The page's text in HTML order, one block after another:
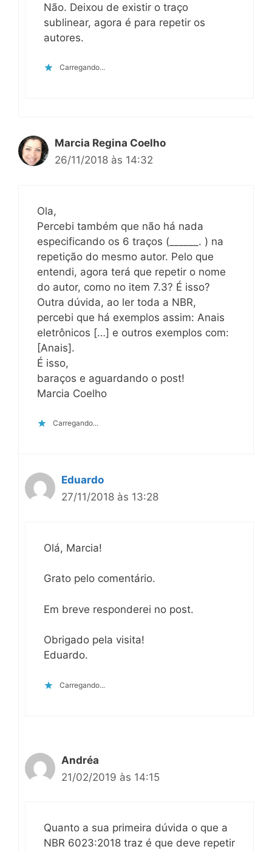
Não. Deixou de existir o traço
sublinear, agora é para repetir os
autores.
Carregando...
Marcia Regina Coelho
26/11/2018 às 14:32
Ola,
Percebi também que não há nada
especificando os 6 traços (______. ) na
repetição do mesmo autor. Pelo que
entendi, agora terá que repetir o nome
do autor, como no item 7.3? É isso?
Outra dúvida, ao ler toda a NBR,
percebi que há exemplos assim: Anais
eletrônicos […] e outros exemplos com:
[Anais].
É isso,
baraços e aguardando o post!
Marcia Coelho
Carregando...
Eduardo
27/11/2018 às 13:28
Olá, Marcia!
Grato pelo comentário.
Em breve responderei no post.
Obrigado pela visita!
Eduardo.
Carregando...
Andréa
21/02/2019 às 14:15
Quanto a sua primeira dúvida o que a
NBR 6023:2018 traz é que deve repetir